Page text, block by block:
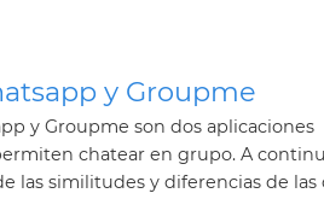
y Groupme
y Groupme son dos aplicaciones
chatear en grupo. A
las similitudes y diferencias de las